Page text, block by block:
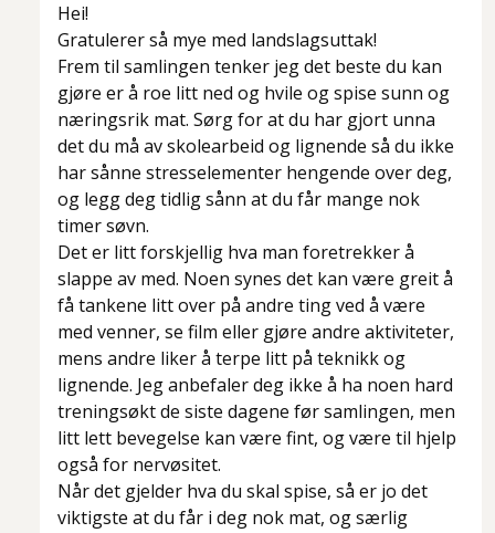
Hei!
Gratulerer så mye med landslagsuttak!
Frem til samlingen tenker jeg det beste du kan
gjøre er å roe litt ned og hvile og spise sunn og
næringsrik mat. Sørg for at du har gjort unna
det du må av skolearbeid og lignende så du ikke
har sånne stresselementer hengende over deg,
og legg deg tidlig sånn at du får mange nok
timer søvn.
Det er litt forskjellig hva man foretrekker å
slappe av med. Noen synes det kan være greit å
få tankene litt over på andre ting ved å være
med venner, se film eller gjøre andre aktiviteter,
mens andre liker å terpe litt på teknikk og
lignende. Jeg anbefaler deg ikke å ha noen hard
treningsøkt de siste dagene før samlingen, men
litt lett bevegelse kan være fint, og være til hjelp
også for nervøsitet.
Når det gjelder hva du skal spise, så er jo det
viktigste at du får i deg nok mat, og særlig